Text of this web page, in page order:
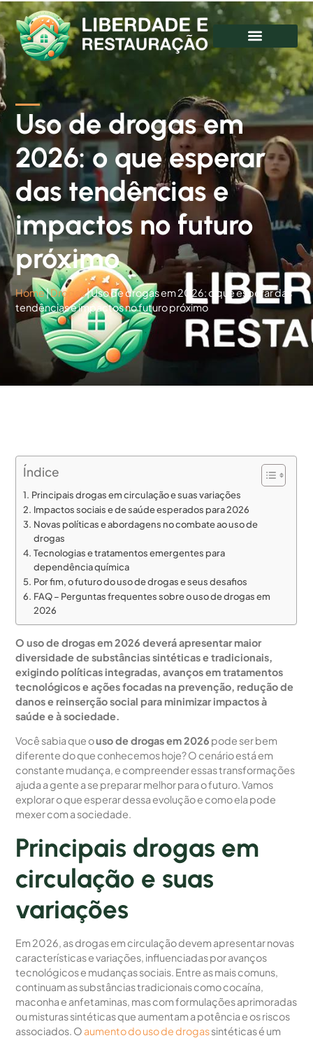
Uso de drogas em
2026: o que esperar
das tendências e
impactos no futuro
próximo
Home|Drogas|Uso de drogas em 2026: o que esperar das
tendências e impactos no futuro próximo
Índice
Principais drogas em circulação e suas variações
Impactos sociais e de saúde esperados para 2026
Novas políticas e abordagens no combate ao uso de
drogas
Tecnologias e tratamentos emergentes para
dependência química
Por fim, o futuro do uso de drogas e seus desafios
FAQ – Perguntas frequentes sobre o uso de drogas em
2026
O uso de drogas em 2026 deverá apresentar maior
diversidade de substâncias sintéticas e tradicionais,
exigindo políticas integradas, avanços em tratamentos
tecnológicos e ações focadas na prevenção, redução de
danos e reinserção social para minimizar impactos à
saúde e à sociedade.
Você sabia que ouso de drogas em 2026 pode ser bem
diferente do que conhecemos hoje? O cenário está em
constante mudança, e compreender essas transformações
ajuda a gente a se preparar melhor para o futuro. Vamos
explorar o que esperar dessa evolução e como ela pode
mexer com a sociedade.
Principais drogas em
circulação e suas
variações
Em 2026, as drogas em circulação devem apresentar novas
características e variações, influenciadas por avanços
tecnológicos e mudanças sociais. Entre as mais comuns,
continuam as substâncias tradicionais como cocaína,
maconha e anfetaminas, mas com formulações aprimoradas
ou misturas sintéticas que aumentam a potência e os riscos
associados. O aumento do uso de drogassintéticas é um